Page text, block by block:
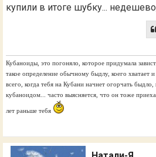
купили в итоге шубку...
Кубаноиды, это погоняло, которое придумала
такое определение обычному быдлу, коего хватает
всего, когда тебя на Кубани начнет огорчать быдло,
кубаноидом... часто выясняется, что он тоже
лет раньше тебя